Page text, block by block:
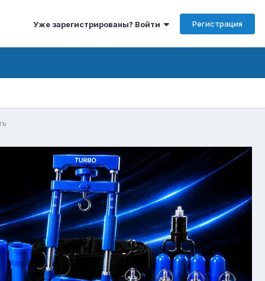
Уже зарегистрированы? Войти Регистрация